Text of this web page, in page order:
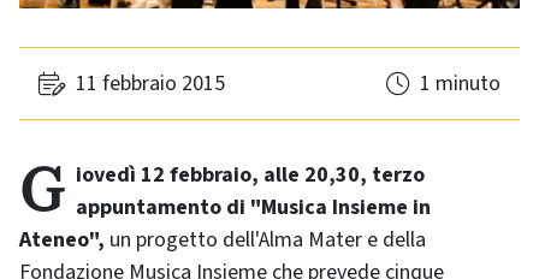
11 febbraio 2015 1 minuto
Giovedì 12 febbraio, alle 20,30, terzo appuntamento di "Musica Insieme in
Ateneo", un progetto dell'Alma Mater e della
Fondazione Musica Insieme che prevede cinque